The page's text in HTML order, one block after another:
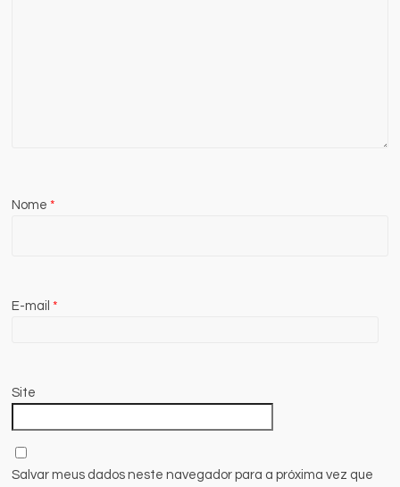
Nome*
E-mail*
Site
Salvar meus dados neste navegador para a próxima vez que